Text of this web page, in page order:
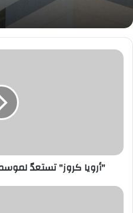
"أرويا
"أرويا كروز" تستعدّ
دراسة: